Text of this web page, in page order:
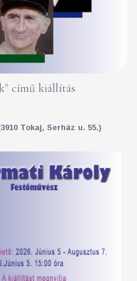
című kiállítás
Tokaj, Serház u. 55.)